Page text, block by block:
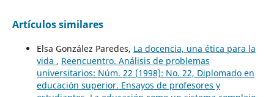
Artículos similares
Elsa González Paredes, La docencia, una ética para la
vida , Reencuentro. Análisis de problemas
universitarios: Núm. 22 (1998): No. 22, Diplomado en
educación superior. Ensayos de profesores y